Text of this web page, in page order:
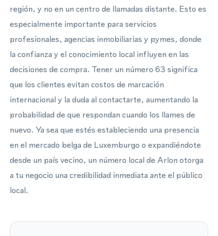
región, y no en un centro de llamadas distante. Esto es
especialmente importante para servicios
profesionales, agencias inmobiliarias y pymes, donde
la confianza y el conocimiento local influyen en las
decisiones de compra. Tener un número 63 significa
que los clientes evitan costos de marcación
internacional y la duda al contactarte, aumentando la
probabilidad de que respondan cuando los llames de
nuevo. Ya sea que estés estableciendo una presencia
en el mercado belga de Luxemburgo o expandiéndote
desde un país vecino, un número local de Arlon otorga
a tu negocio una credibilidad inmediata ante el público
local.